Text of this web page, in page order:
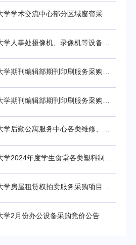
新疆财经大学后勤公寓服务中心各类维修、保洁材料采购项目公开招标公告
学2月份办公设备采购竞价公告